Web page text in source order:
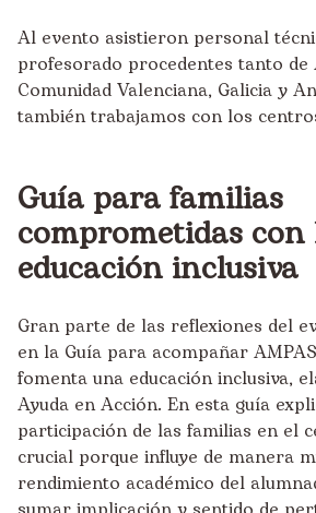
Al evento asistieron personal
profesorado procedentes tanto de
Comunidad Valenciana, Galicia y
también trabajamos con los
Guía para familias
comprometidas con
educación inclusiva
Gran parte de las reflexiones del
en la Guía para acompañar
fomenta una educación inclusiva,
Ayuda en Acción. En esta guía
participación de las familias en el
crucial porque influye de manera
rendimiento académico del